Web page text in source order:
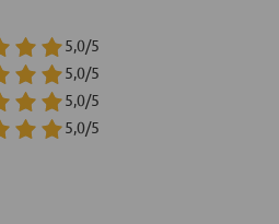
5,0/5
5,0/5
5,0/5
5,0/5